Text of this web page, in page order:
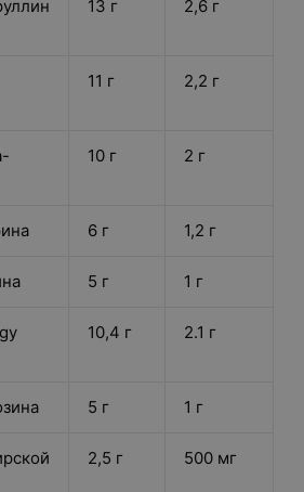
13 г 2,6 г
11 г 2,2 г
10 г 2 г
6 г 1,2 г
5 г 1 г
10,4 г 2.1 г
5 г 1 г
2,5 г 500 мг